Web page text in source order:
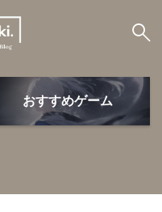
おすすめゲーム